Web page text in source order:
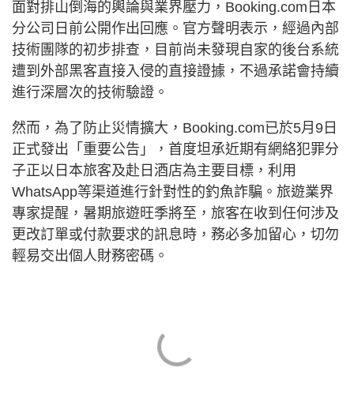
面對排山倒海的輿論與業界壓力，Booking.com日本
分公司日前公開作出回應。官方聲明表示，經過內部
技術團隊的初步排查，目前尚未發現自家的後台系統
遭到外部黑客直接入侵的直接證據，不過承諾會持續
進行深層次的技術驗證。
然而，為了防止災情擴大，Booking.com已於5月9日
正式發出「重要公告」，首度坦承近期有網絡犯罪分
子正以日本旅客及赴日酒店為主要目標，利用
WhatsApp等渠道進行針對性的釣魚詐騙。旅遊業界
專家提醒，暑期旅遊旺季將至，旅客在收到任何涉及
更改訂單或付款要求的訊息時，務必多加留心，切勿
輕易交出個人財務密碼。